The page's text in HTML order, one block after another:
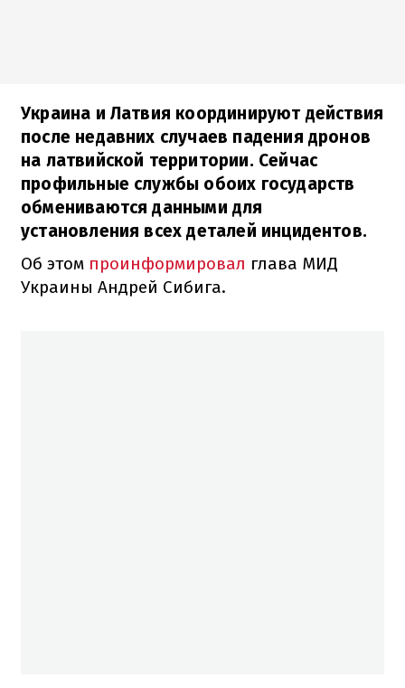
Украина и Латвия координируют действия
после недавних случаев падения дронов
на латвийской территории. Сейчас
профильные службы обоих государств
обмениваются данными для
установления всех деталей инцидентов.
Об этом проинформировал глава МИД
Украины Андрей Сибига.